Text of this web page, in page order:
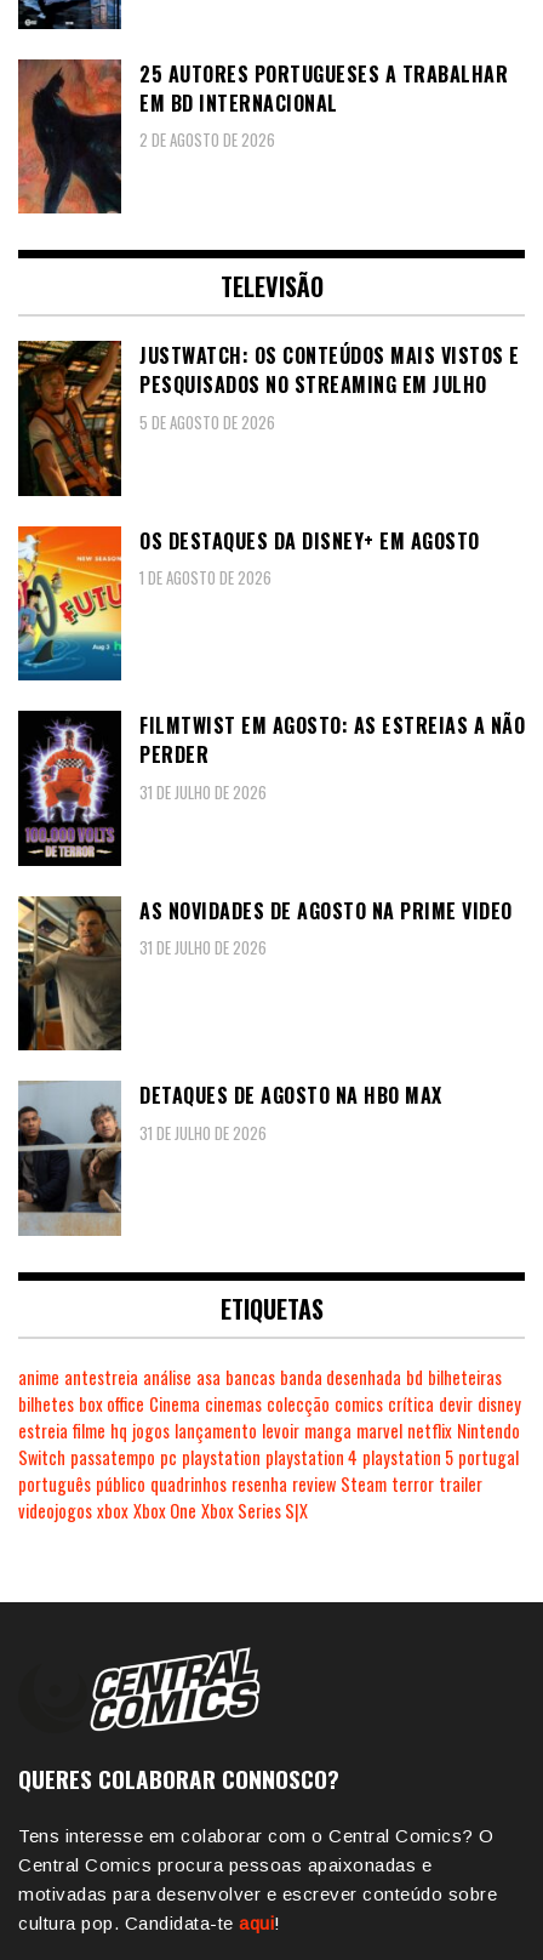
25 AUTORES PORTUGUESES A TRABALHAR
EM BD INTERNACIONAL
2 DE AGOSTO DE 2026
TELEVISÃO
JUSTWATCH: OS CONTEÚDOS MAIS VISTOS E
PESQUISADOS NO STREAMING EM JULHO
5 DE AGOSTO DE 2026
OS DESTAQUES DA DISNEY+ EM AGOSTO
1 DE AGOSTO DE 2026
FILMTWIST EM AGOSTO: AS ESTREIAS A NÃO
PERDER
31 DE JULHO DE 2026
AS NOVIDADES DE AGOSTO NA PRIME VIDEO
31 DE JULHO DE 2026
DETAQUES DE AGOSTO NA HBO MAX
31 DE JULHO DE 2026
ETIQUETAS
anime antestreia análise asa bancas banda desenhada bd bilheteiras
bilhetes box office Cinema cinemas colecção comics crítica devir disney
estreia filme hq jogos lançamento levoir manga marvel netflix Nintendo
Switch passatempo pc playstation playstation 4 playstation 5 portugal
português público quadrinhos resenha review Steam terror trailer
videojogosxboxXbox One Xbox Series S|X
QUERES COLABORAR CONNOSCO?
Tens interesse em colaborar com o Central Comics? O
Central Comics procura pessoas apaixonadas e
motivadas para desenvolver e escrever conteúdo sobre
cultura pop. Candidata-te aqui!